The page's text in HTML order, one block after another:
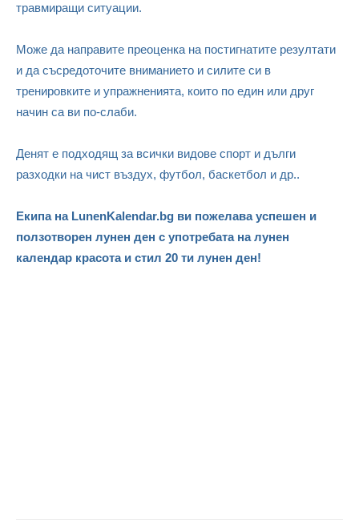
травмиращи ситуации.
Може да направите преоценка на постигнатите резултати
и да съсредоточите вниманието и силите си в
тренировките и упражненията, които по един или друг
начин са ви по-слаби.
Денят е подходящ за всички видове спорт и дълги
разходки на чист въздух, футбол, баскетбол и др..
Екипа на LunenKalendar.bg ви пожелава успешен и
ползотворен лунен ден с употребата на лунен
календар красота и стил 20 ти лунен ден!